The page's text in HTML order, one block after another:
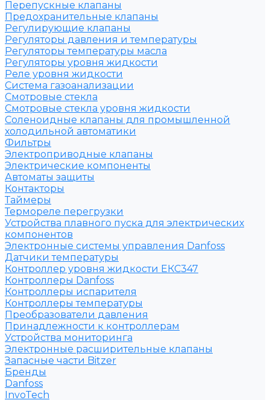
Перепускные клапаны
Предохранительные клапаны
Регулирующие клапаны
Регуляторы давления и температуры
Регуляторы температуры масла
Регуляторы уровня жидкости
Реле уровня жидкости
Система газоанализации
Смотровые стекла
Смотровые стекла уровня жидкости
Соленоидные клапаны для промышленной
холодильной автоматики
Фильтры
Электроприводные клапаны
Электрические компоненты
Автоматы защиты
Контакторы
Таймеры
Термореле перегрузки
Устройства плавного пуска для электрических
компонентов
Электронные системы управления Danfoss
Датчики температуры
Контроллер уровня жидкости ЕКС347
Контроллеры Danfoss
Контроллеры испарителя
Контроллеры температуры
Преобразователи давления
Принадлежности к контроллерам
Устройства мониторинга
Электронные расширительные клапаны
Запасные части Bitzer
Бренды
Danfoss
InvoTech